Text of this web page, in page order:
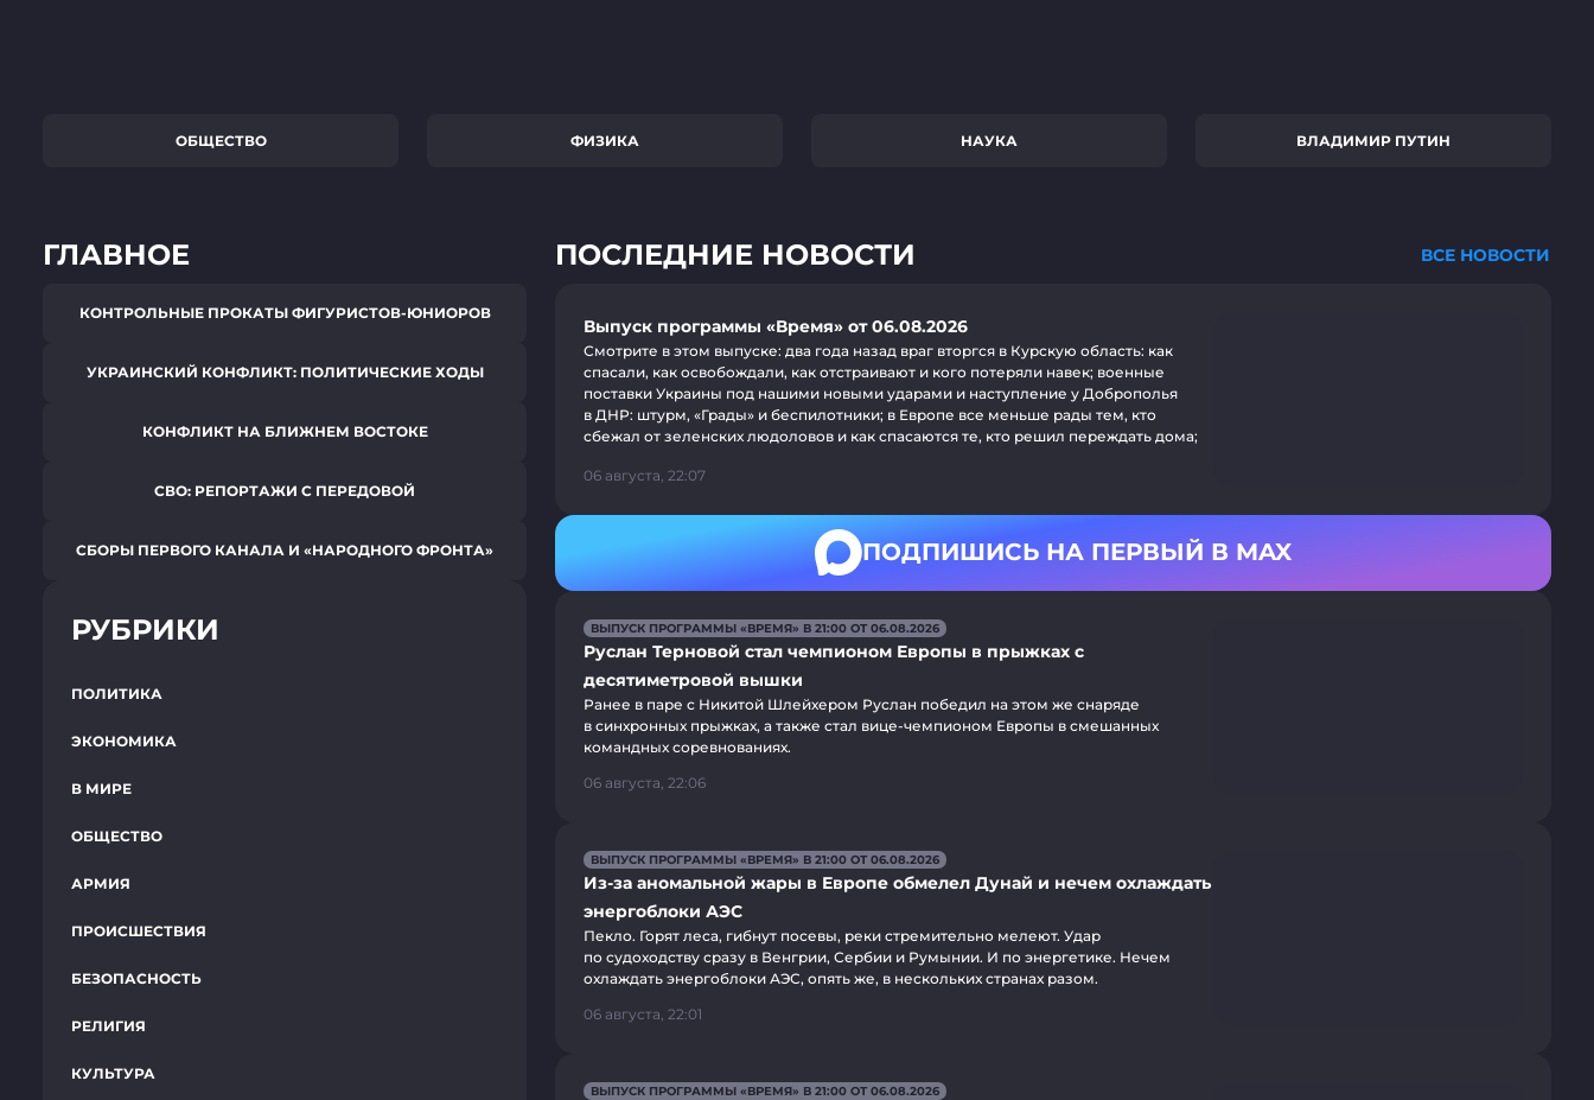
ОБЩЕСТВО ФИЗИКА НАУКА ВЛАДИМИР ПУТИН
ГЛАВНОЕ
КОНТРОЛЬНЫЕ ПРОКАТЫ ФИГУРИСТОВ-ЮНИОРОВ
УКРАИНСКИЙ КОНФЛИКТ: ПОЛИТИЧЕСКИЕ ХОДЫ
КОНФЛИКТ НА БЛИЖНЕМ ВОСТОКЕ
СВО: РЕПОРТАЖИ С ПЕРЕДОВОЙ
СБОРЫ ПЕРВОГО КАНАЛА И «НАРОДНОГО ФРОНТА»
РУБРИКИ
ПОЛИТИКА
ЭКОНОМИКА
В МИРЕ
ОБЩЕСТВО
АРМИЯ
ПРОИСШЕСТВИЯ
БЕЗОПАСНОСТЬ
РЕЛИГИЯ
КУЛЬТУРА
ПОСЛЕДНИЕ НОВОСТИ ВСЕ НОВОСТИ
Выпуск программы «Время» от 06.08.2026
Смотрите в этом выпуске: два года назад враг вторгся в Курскую область: как
спасали, как освобождали, как отстраивают и кого потеряли навек; военные
поставки Украины под нашими новыми ударами и наступление у Доброполья
в ДНР: штурм, «Грады» и беспилотники; в Европе все меньше рады тем, кто
сбежал от зеленских людоловов и как спасаются те, кто решил переждать дома;
06 августа, 22:07
ПОДПИШИСЬ НА ПЕРВЫЙ В MAX
ВЫПУСК ПРОГРАММЫ «ВРЕМЯ» В 21:00 ОТ 06.08.2026
Руслан Терновой стал чемпионом Европы в прыжках с
десятиметровой вышки
Ранее в паре с Никитой Шлейхером Руслан победил на этом же снаряде
в синхронных прыжках, а также стал вице-чемпионом Европы в смешанных
командных соревнованиях.
06 августа, 22:06
ВЫПУСК ПРОГРАММЫ «ВРЕМЯ» В 21:00 ОТ 06.08.2026
Из-за аномальной жары в Европе обмелел Дунай и нечем охлаждать
энергоблоки АЭС
Пекло. Горят леса, гибнут посевы, реки стремительно мелеют. Удар
по судоходству сразу в Венгрии, Сербии и Румынии. И по энергетике. Нечем
охлаждать энергоблоки АЭС, опять же, в нескольких странах разом.
06 августа, 22:01
ВЫПУСК ПРОГРАММЫ «ВРЕМЯ» В 21:00 ОТ 06.08.2026